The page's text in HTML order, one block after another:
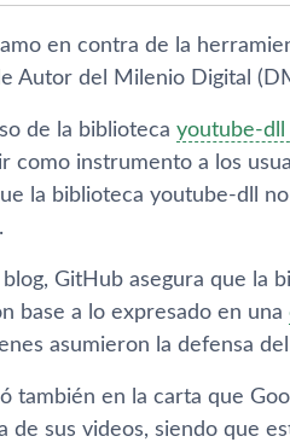
en contra de la
Autor del Milenio Digital
de la biblioteca youtube-dll
como instrumento a los
la biblioteca youtube-dll
GitHub asegura que la
base a lo expresado en una
asumieron la defensa
también en la carta que
de sus videos, siendo que